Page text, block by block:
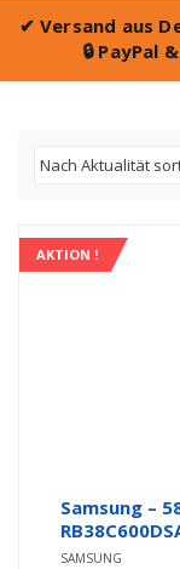
✔ Versand aus
🔒 PayPal
AKTION !
Samsung –
SAMSUNG